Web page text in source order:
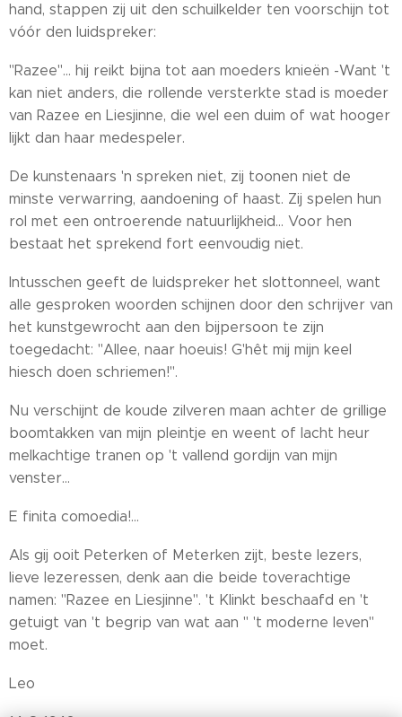
hand, stappen zij uit den schuilkelder ten voorschijn tot
vóór den luidspreker:
"Razee"... hij reikt bijna tot aan moeders knieën -Want 't
kan niet anders, die rollende versterkte stad is moeder
van Razee en Liesjinne, die wel een duim of wat hooger
lijkt dan haar medespeler.
De kunstenaars 'n spreken niet, zij toonen niet de
minste verwarring, aandoening of haast. Zij spelen hun
rol met een ontroerende natuurlijkheid... Voor hen
bestaat het sprekend fort eenvoudig niet.
Intusschen geeft de luidspreker het slottonneel, want
alle gesproken woorden schijnen door den schrijver van
het kunstgewrocht aan den bijpersoon te zijn
toegedacht: "Allee, naar hoeuis! G'hêt mij mijn keel
hiesch doen schriemen!".
Nu verschijnt de koude zilveren maan achter de grillige
boomtakken van mijn pleintje en weent of lacht heur
melkachtige tranen op 't vallend gordijn van mijn
venster...
E finita comoedia!...
Als gij ooit Peterken of Meterken zijt, beste lezers,
lieve lezeressen, denk aan die beide toverachtige
namen: "Razee en Liesjinne". 't Klinkt beschaafd en 't
getuigt van 't begrip van wat aan " 't moderne leven"
moet.
Leo